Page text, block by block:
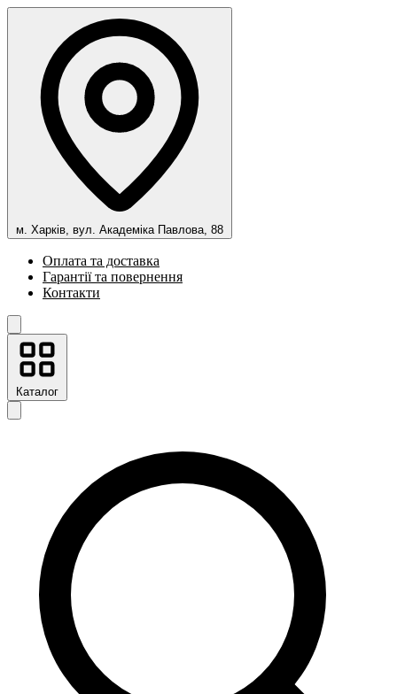
м. Харків, вул. Академіка Павлова, 88
Оплата та доставка
Гарантії та повернення
Контакти
Каталог